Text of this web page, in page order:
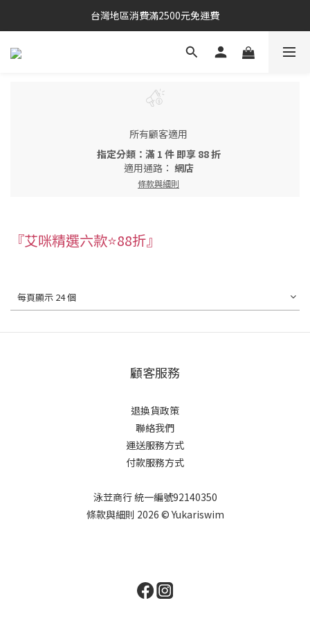
台灣地區消費滿2500元免運費
所有顧客適用
指定分類：滿 1 件 即享 88 折
適用通路： 網店
條款與細則
『艾咪精選六款⭐88折』
每頁顯示 24 個
顧客服務
退換貨政策
聯絡我們
運送服務方式
付款服務方式
泳苙商行 統一編號92140350
條款與細則 2026 © Yukariswim